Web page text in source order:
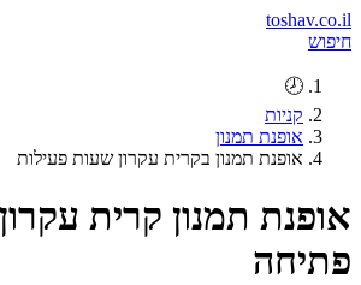
toshav.co.il
חיפוש
🕗
קניות
אופנת תמנון
אופנת תמנון בקרית עקרון שעות פעילות
אופנת תמנון קרית
פתיחה